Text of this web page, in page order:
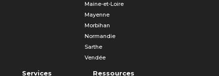
Maine-et-Loire
Mayenne
Morbihan
Normandie
Sarthe
Vendée
Services Ressources